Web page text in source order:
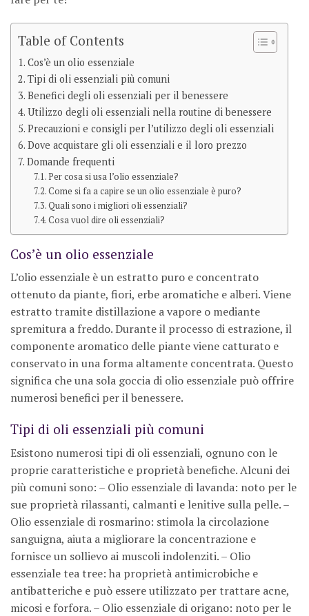
Table of Contents
Cos’è un olio essenziale
Tipi di oli essenziali più comuni
Benefici degli oli essenziali per il benessere
Utilizzo degli oli essenziali nella routine di benessere
Precauzioni e consigli per l’utilizzo degli oli essenziali
Dove acquistare gli oli essenziali e il loro prezzo
Domande frequenti
Per cosa si usa l’olio essenziale?
Come si fa a capire se un olio essenziale è puro?
Quali sono i migliori oli essenziali?
Cosa vuol dire oli essenziali?
Cos’è un olio essenziale
L’olio essenziale è un estratto puro e concentrato
ottenuto da piante, fiori, erbe aromatiche e alberi. Viene
estratto tramite distillazione a vapore o mediante
spremitura a freddo. Durante il processo di estrazione, il
componente aromatico delle piante viene catturato e
conservato in una forma altamente concentrata. Questo
significa che una sola goccia di olio essenziale può offrire
numerosi benefici per il benessere.
Tipi di oli essenziali più comuni
Esistono numerosi tipi di oli essenziali, ognuno con le
proprie caratteristiche e proprietà benefiche. Alcuni dei
più comuni sono: – Olio essenziale di lavanda: noto per le
sue proprietà rilassanti, calmanti e lenitive sulla pelle. –
Olio essenziale di rosmarino: stimola la circolazione
sanguigna, aiuta a migliorare la concentrazione e
fornisce un sollievo ai muscoli indolenziti. – Olio
essenziale tea tree: ha proprietà antimicrobiche e
antibatteriche e può essere utilizzato per trattare acne,
micosi e forfora. – Olio essenziale di origano: noto per le